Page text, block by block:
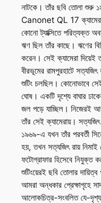
নাটকে। তাঁর ছবি তোলা শুরু
Canonet QL 17
কোনো ট্যাক্সিতে পরিত্যক্ত
ঋণ ছিল তাঁর কাছে। ঋণের
করেন। সেই ক্যামেরা
বীরভূমের রামপুরহাটে সত্যজিৎ
শুটিং চলছিল। কোনোভাবে
ঘোষ। একটি দৃশ্যে বাঘার
জল পড়ে যাচ্ছিল। নিজেরই
তাঁর সেই ক্যামেরায়।
১৯৬৯-এ যখন তাঁর পরবর্তী
হয়, তখন সত্যজিৎ রায় নিমাই
ফটোগ্রাফার হিসেবে
শুটিংয়েরই ছবি তোলার দায়িত্ব
আমরা অন্ধকার প্রেক্ষাগৃহে
আলোকচিত্র-সংবলিত যে-